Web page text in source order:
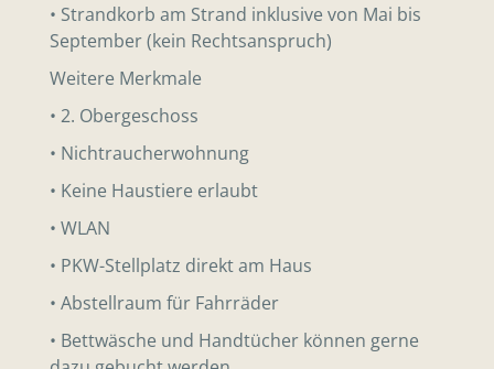
• Strandkorb am Strand inklusive von Mai bis
September (kein Rechtsanspruch)
Weitere Merkmale
• 2. Obergeschoss
• Nichtraucherwohnung
• Keine Haustiere erlaubt
• WLAN
• PKW-Stellplatz direkt am Haus
• Abstellraum für Fahrräder
• Bettwäsche und Handtücher können gerne